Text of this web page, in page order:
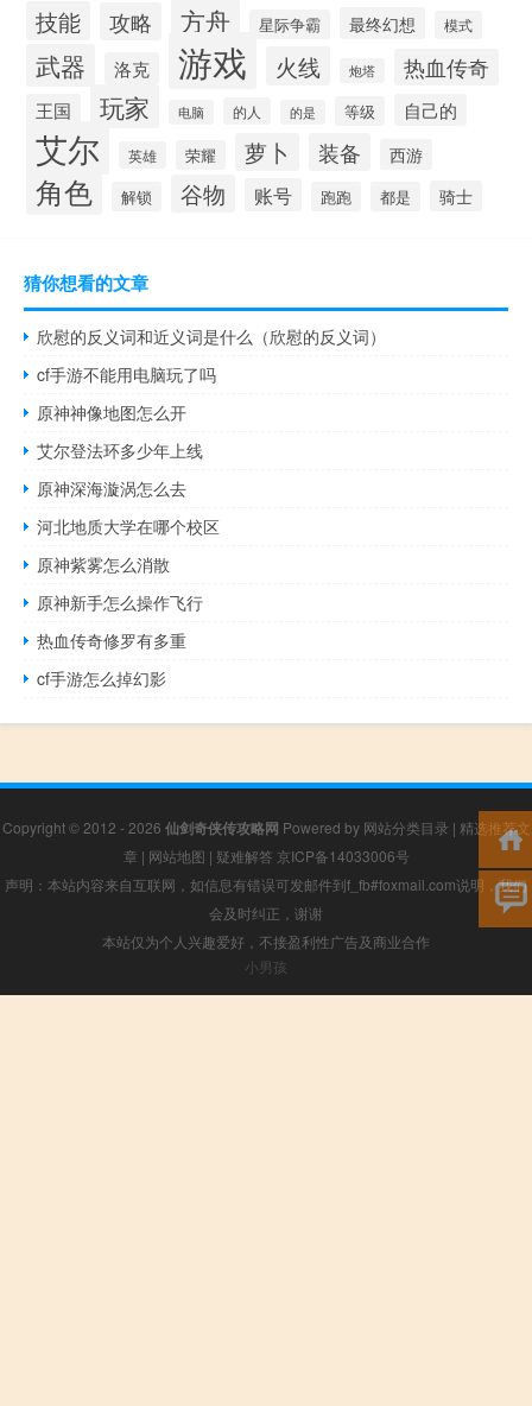
技能 攻略 方舟 星际争霸 最终幻想 模式
武器 洛克 游戏 火线 炮塔 热血传奇
王国 玩家 电脑 的人 的是 等级 自己的
艾尔 英雄 荣耀 萝卜 装备 西游
角色 解锁 谷物 账号 跑跑 都是 骑士
猜你想看的文章
欣慰的反义词和近义词是什么（欣慰的反义词）
cf手游不能用电脑玩了吗
原神神像地图怎么开
艾尔登法环多少年上线
原神深海漩涡怎么去
河北地质大学在哪个校区
原神紫雾怎么消散
原神新手怎么操作飞行
热血传奇修罗有多重
cf手游怎么掉幻影
Copyright © 2012 - 2026 仙剑奇侠传攻略网 Powered by 网站分类目录 | 精选推荐文
章 | 网站地图 | 疑难解答 京ICP备14033006号
声明：本站内容来自互联网，如信息有错误可发邮件到f_fb#foxmail.com说明，我们
会及时纠正，谢谢
本站仅为个人兴趣爱好，不接盈利性广告及商业合作
小男孩